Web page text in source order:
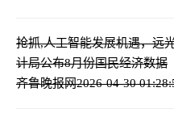
抢抓,人工智能发展机遇，远
计局公布8月份国民经济数据
齐鲁晚报网2026-04-30